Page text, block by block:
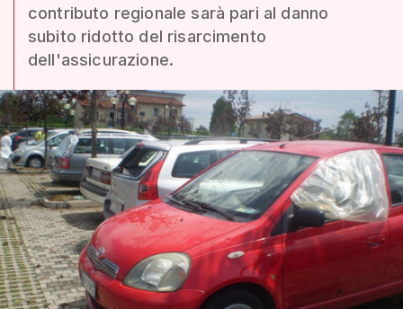
contributo regionale sarà pari al danno
subito ridotto del risarcimento
dell'assicurazione.